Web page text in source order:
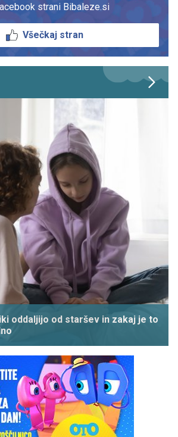
strani Bibaleze.si
Všečkaj stran
oddaljijo od staršev in zakaj je to